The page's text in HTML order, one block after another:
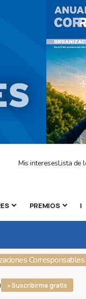
Mis interesesLista de
PREMIOS |
Corresponsables
» Suscribirme gratis